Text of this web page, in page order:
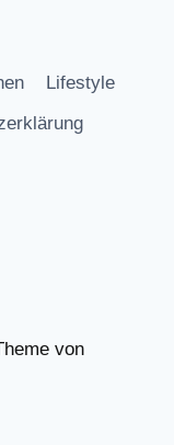
Lifestyle
von